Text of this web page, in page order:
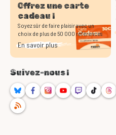
Offrez une carte
cadeau !
Soyez sûr de faire plaisir avec un
choix de plus de 50 000 références
En savoir plus
Suivez-nous !
BlueskyFacebookInstagram
YoutubeTwitchTikTok
RSS